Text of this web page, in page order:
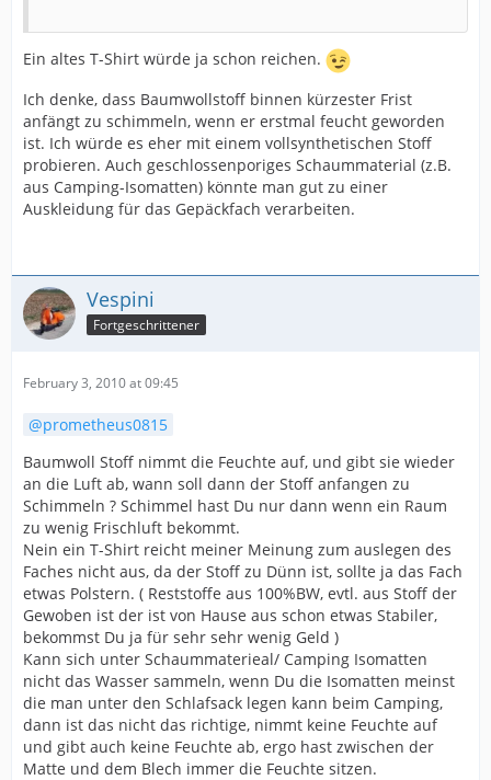
Ein altes T-Shirt würde ja schon reichen.
Ich denke, dass Baumwollstoff binnen kürzester Frist
anfängt zu schimmeln, wenn er erstmal feucht geworden
ist. Ich würde es eher mit einem vollsynthetischen Stoff
probieren. Auch geschlossenporiges Schaummaterial (z.B.
aus Camping-Isomatten) könnte man gut zu einer
Auskleidung für das Gepäckfach verarbeiten.
Vespini
Fortgeschrittener
February 3, 2010 at 09:45
prometheus0815
Baumwoll Stoff nimmt die Feuchte auf, und gibt sie wieder
an die Luft ab, wann soll dann der Stoff anfangen zu
Schimmeln ? Schimmel hast Du nur dann wenn ein Raum
zu wenig Frischluft bekommt.
Nein ein T-Shirt reicht meiner Meinung zum auslegen des
Faches nicht aus, da der Stoff zu Dünn ist, sollte ja das Fach
etwas Polstern. ( Reststoffe aus 100%BW, evtl. aus Stoff der
Gewoben ist der ist von Hause aus schon etwas Stabiler,
bekommst Du ja für sehr sehr wenig Geld )
Kann sich unter Schaummaterieal/ Camping Isomatten
nicht das Wasser sammeln, wenn Du die Isomatten meinst
die man unter den Schlafsack legen kann beim Camping,
dann ist das nicht das richtige, nimmt keine Feuchte auf
und gibt auch keine Feuchte ab, ergo hast zwischen der
Matte und dem Blech immer die Feuchte sitzen.